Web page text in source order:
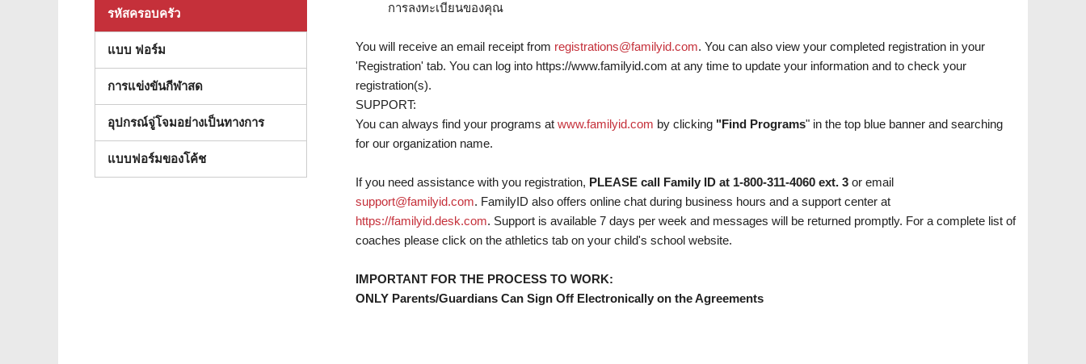
การลงทะเบียนของคุณ
You will receive an email receipt from registrations@familyid.com. You can also view your completed registration in your
'Registration' tab. You can log into https://www.familyid.com at any time to update your information and to check your
registration(s).
SUPPORT:
You can always find your programs at www.familyid.com by clicking "Find Programs" in the top blue banner and searching
for our organization name.
If you need assistance with you registration, PLEASE call Family ID at 1-800-311-4060 ext. 3or email
support@familyid.com. FamilyID also offers online chat during business hours and a support center at
https://familyid.desk.com. Support is available 7 days per week and messages will be returned promptly. For a complete list of
coaches please click on the athletics tab on your child's school website.
IMPORTANT FOR THE PROCESS TO WORK:
ONLY Parents/Guardians Can Sign Off Electronically on the Agreements
รหัสครอบครัว
แบบ ฟอร์ม
การแข่งขันกีฬาสด
อุปกรณ์จู่โจมอย่างเป็นทางการ
แบบฟอร์มของโค้ช